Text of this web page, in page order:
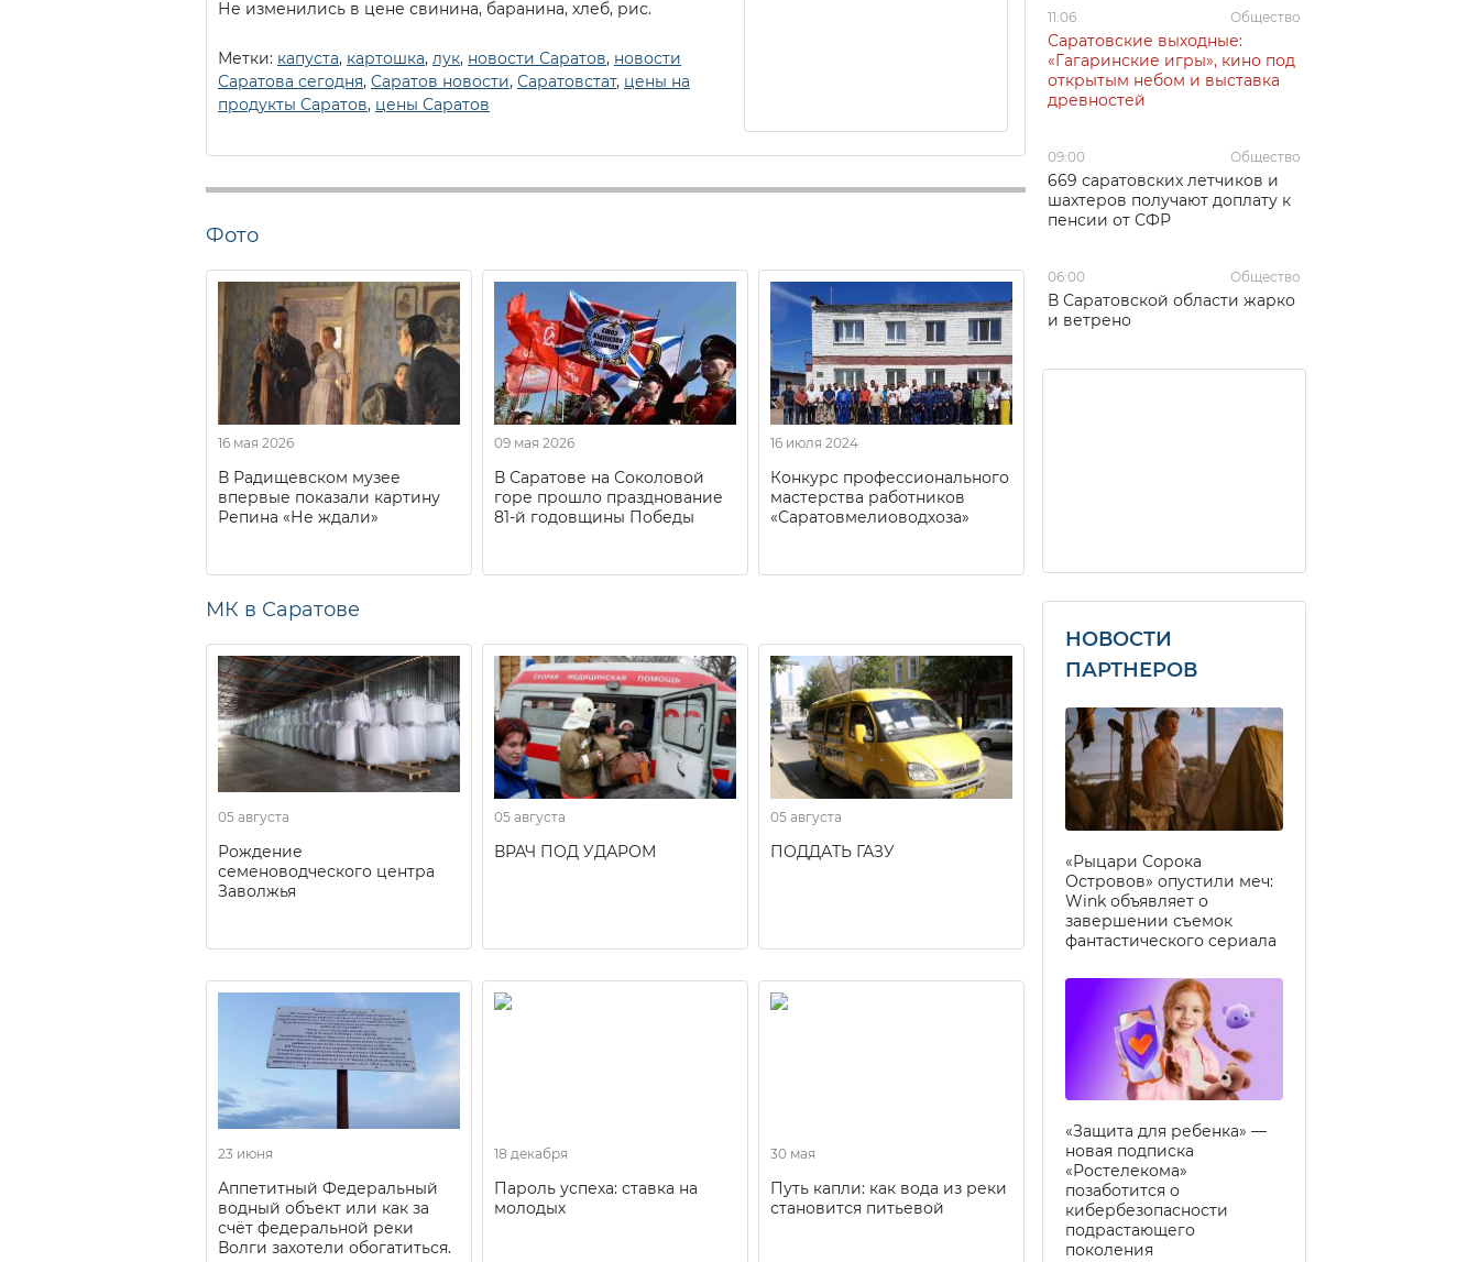
Не изменились в цене свинина, баранина, хлеб, рис.
Метки: капуста, картошка, лук, новости Саратов, новости
Саратова сегодня, Саратов новости, Саратовстат, цены на
продукты Саратов, цены Саратов
Фото
16 мая 2026
В Радищевском музее
впервые показали картину
Репина «Не ждали»
09 мая 2026
В Саратове на Соколовой
горе прошло празднование
81-й годовщины Победы
16 июля 2024
Конкурс профессионального
мастерства работников
«Саратовмелиоводхоза»
МК в Саратове
05 августа
Рождение
семеноводческого центра
Заволжья
05 августа
ВРАЧ ПОД УДАРОМ
05 августа
ПОДДАТЬ ГАЗУ
23 июня
Аппетитный Федеральный
водный объект или как за
счёт федеральной реки
Волги захотели обогатиться.
18 декабря
Пароль успеха: ставка на
молодых
30 мая
Путь капли: как вода из реки
становится питьевой
11:06 Общество
Саратовские выходные:
«Гагаринские игры», кино под
открытым небом и выставка
древностей
09:00 Общество
669 саратовских летчиков и
шахтеров получают доплату к
пенсии от СФР
06:00 Общество
В Саратовской области жарко
и ветрено
НОВОСТИ
ПАРТНЕРОВ
«Рыцари Сорока
Островов» опустили меч:
Wink объявляет о
завершении съемок
фантастического сериала
«Защита для ребенка» —
новая подписка
«Ростелекома»
позаботится о
кибербезопасности
подрастающего
поколения